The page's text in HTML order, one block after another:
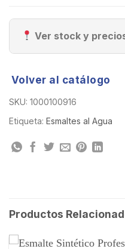
Ver stock y
Volver al catálogo
SKU: 1000100916
Etiqueta: Esmaltes al Agua
Productos